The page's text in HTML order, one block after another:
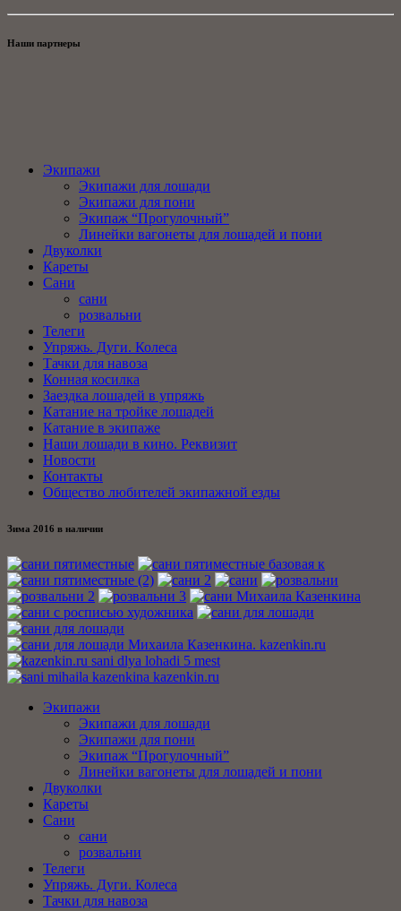
Наши партнеры
Экипажи
Экипажи для лошади
Экипажи для пони
Экипаж “Прогулочный”
Линейки вагонеты для лошадей и пони
Двуколки
Кареты
Сани
сани
розвальни
Телеги
Упряжь. Дуги. Колеса
Тачки для навоза
Конная косилка
Заездка лошадей в упряжь
Катание на тройке лошадей
Катание в экипаже
Наши лошади в кино. Реквизит
Новости
Контакты
Общество любителей экипажной езды
Зима 2016 в наличии
Экипажи
Экипажи для лошади
Экипажи для пони
Экипаж “Прогулочный”
Линейки вагонеты для лошадей и пони
Двуколки
Кареты
Сани
сани
розвальни
Телеги
Упряжь. Дуги. Колеса
Тачки для навоза